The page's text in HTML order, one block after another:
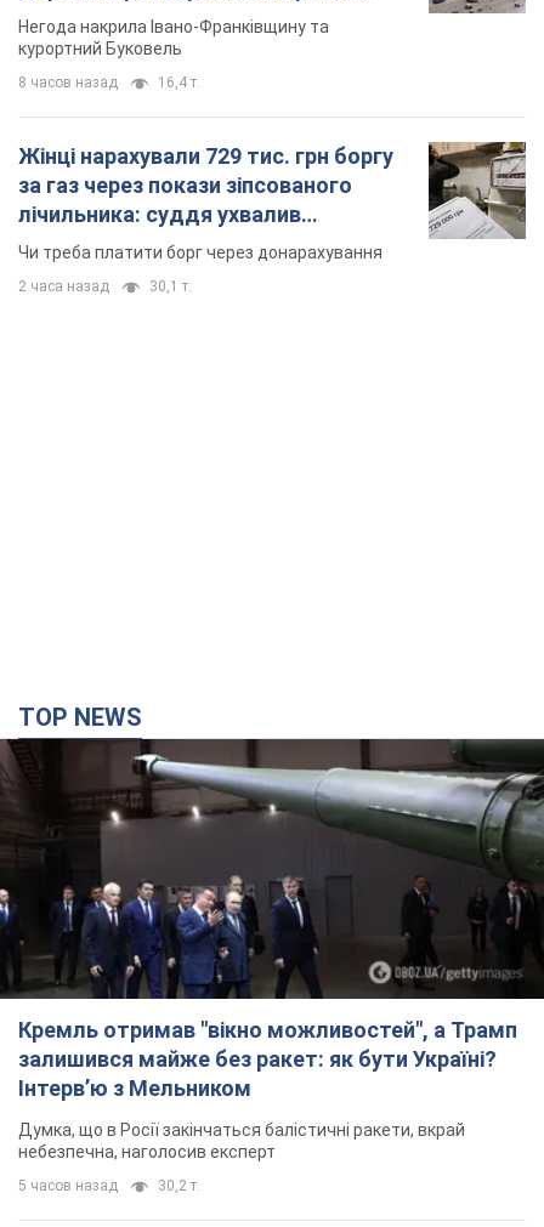
Відео
Негода накрила Івано-Франківщину та
курортний Буковель
8 часов назад 16,4 т.
Жінці нарахували 729 тис. грн боргу
за газ через покази зіпсованого
лічильника: суддя ухвалив
неочікуване рішення
Чи треба платити борг через донарахування
2 часа назад 30,1 т.
TOP NEWS
Кремль отримав "вікно можливостей", а Трамп
залишився майже без ракет: як бути Україні?
Інтерв’ю з Мельником
Думка, що в Росії закінчаться балістичні ракети, вкрай
небезпечна, наголосив експерт
5 часов назад 30,2 т.